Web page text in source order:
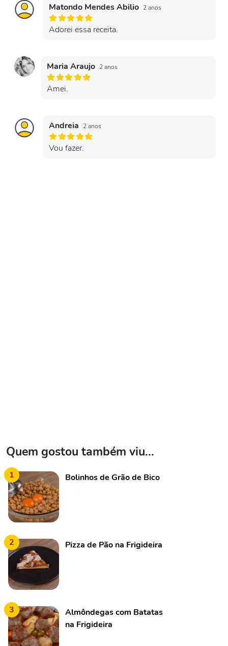
Matondo Mendes Abilio 2 anos
Adorei essa receita.
Maria Araujo 2 anos
Amei.
Andreia 2 anos
Vou fazer.
Quem gostou também viu...
1 Bolinhos de Grão de Bico
2 Pizza de Pão na Frigideira
3
Almôndegas com Batatas
na Frigideira